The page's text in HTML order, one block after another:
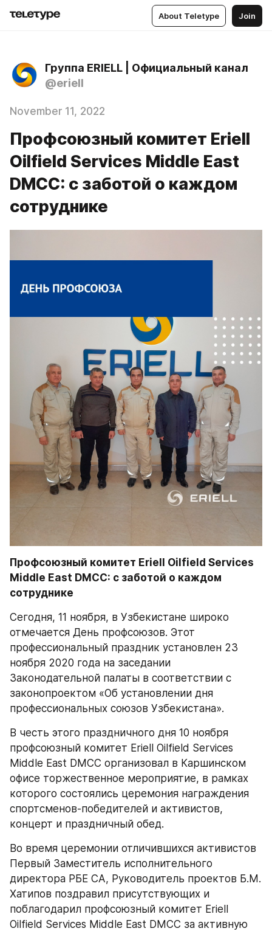
About Teletype Join
Группа ERIELL | Официальный канал
@eriell
November 11, 2022
Профсоюзный комитет Eriell
Oilfield Services Middle East
DMCC: с заботой о каждом
сотруднике
Профсоюзный комитет Eriell Oilfield Services
Middle East DMCC: с заботой о каждом
сотруднике
Сегодня, 11 ноября, в Узбекистане широко
отмечается День профсоюзов. Этот
профессиональный праздник установлен 23
ноября 2020 года на заседании
Законодательной палаты в соответствии с
законопроектом «Об установлении дня
профессиональных союзов Узбекистана».
В честь этого праздничного дня 10 ноября
профсоюзный комитет Eriell Oilfield Services
Middle East DMCC организовал в Каршинском
офисе торжественное мероприятие, в рамках
которого состоялись церемония награждения
спортсменов-победителей и активистов,
концерт и праздничный обед.
Во время церемонии отличившихся активистов
Первый Заместитель исполнительного
директора РБЕ СА, Руководитель проектов Б.М.
Хатипов поздравил присутствующих и
поблагодарил профсоюзный комитет Eriell
Oilfield Services Middle East DMCC за активную